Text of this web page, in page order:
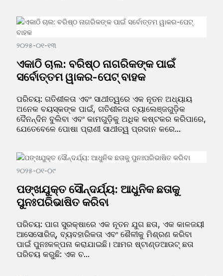
୨୦୨୫-୦୧-୧୩
ଏକାଠି ଚାଲ: ବରିଷ୍ଠ ନାଗରିକଙ୍କ ପାଇଁ
ସର୍ବୋତ୍ତମ ୱାକର-ପେଟ୍ ବାହକ
ପରିଚୟ: ଗତିଶୀଳତା ଏବଂ ସାଥୀତ୍ୱରେ ଏକ ନୂତନ ଅଧ୍ୟାୟ
ଅନେକ ବୟସ୍କଙ୍କ ପାଇଁ, ଗତିଶୀଳତା ଚ୍ୟାଲେଞ୍ଜଗୁଡ଼ିକ
ଦୈନନ୍ଦିନ ବୁଲିବା ଏବଂ କାମଗୁଡ଼ିକୁ ଅଧିକ କଷ୍ଟକର କରିପାରେ,
ଯେତେବେଳେ ପୋଷା ପ୍ରାଣୀ ସାଥୀତ୍ୱ ପ୍ରଦାନ କରେ...
୨୦୨୫-୦୧-୦୯
ପଙ୍ଖଯୁକ୍ତ ସୌନ୍ଦର୍ଯ୍ୟ: ଆଧୁନିକ ଛତାକୁ
ପୁନଃପରିଭାଷିତ କରିବା
ପରିଚୟ: ପାଗ ସୁରକ୍ଷାରେ ଏକ ନୂତନ ଯୁଗ ଛତା, ଏକ କାଳଜୟୀ
ଆସେସୋରିଜ୍, ବ୍ୟବହାରିକତା ଏବଂ ଶୈଳୀକୁ ମିଶ୍ରଣ କରିବା
ପାଇଁ ପୁନଃକଳ୍ପନା କରାଯାଇଛି। ଆମର ଷ୍ଟାଣ୍ଡଆଉଟ୍ ଛତା
ପରିଚୟ କରୁଛି: ଏକ ଚ...